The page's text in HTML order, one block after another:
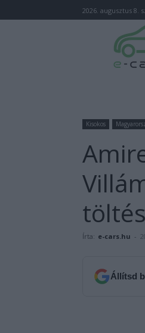
2026. augusztus 8.
Kisokos
Írta: e-cars.hu -
Állítsd